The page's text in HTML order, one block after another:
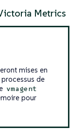
Metrics
mises en
de
vmagent
pour